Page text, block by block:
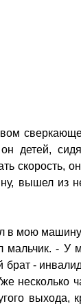
детей,
скорость,
вышел из
в мою
мальчик. -
-
выхода,